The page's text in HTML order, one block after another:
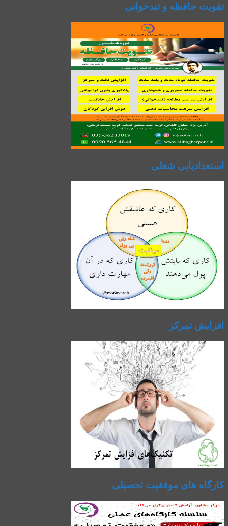
تقویت حافظه و تندخوانی
استعدادیابی شغلی
افزایش تمرکز
کارگاه های موفقیت تحصیلی